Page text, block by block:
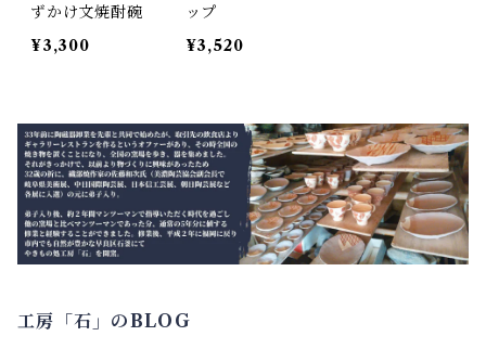
ずかけ文焼酎碗
¥3,300
ップ
¥3,520
工房「石」のBLOG